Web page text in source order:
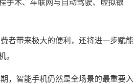
手术、车联网与自动驾驶、虚拟银
者带来极大的便利，还将进一步赋能
。
，智能手机仍然是全场景的最重要入